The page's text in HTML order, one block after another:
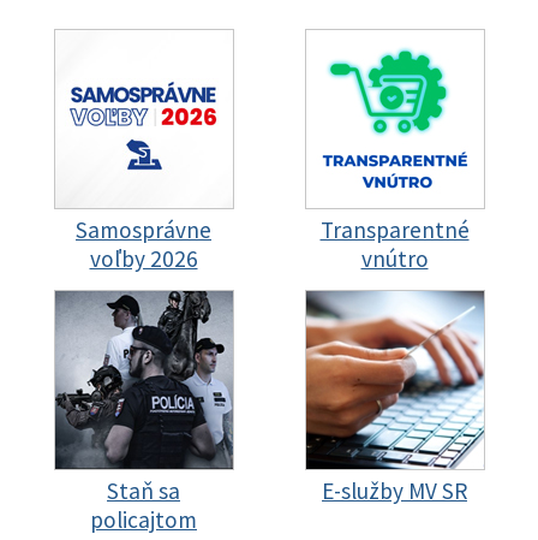
Samosprávne
voľby 2026
Transparentné
vnútro
Staň sa
policajtom
E-služby MV SR